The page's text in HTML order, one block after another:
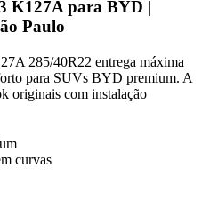
K127A para BYD |
Paulo
285/40R22 entrega máxima
para SUVs BYD premium. A
originais com instalação
curvas